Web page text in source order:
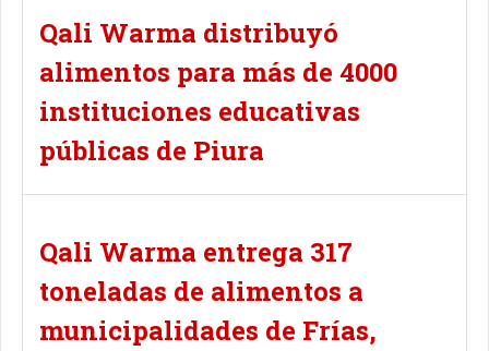
Qali Warma distribuyó
alimentos para más de 4000
instituciones educativas
públicas de Piura
Qali Warma entrega 317
toneladas de alimentos a
municipalidades de Frías,